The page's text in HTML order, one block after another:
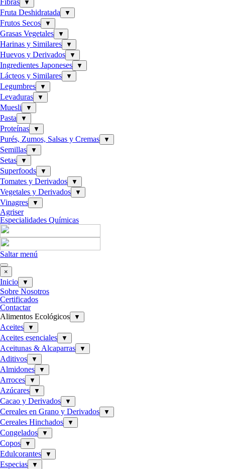
Fibras ▼
Fruta Deshidratada ▼
Frutos Secos ▼
Grasas Vegetales ▼
Harinas y Similares ▼
Huevos y Derivados ▼
Ingredientes Japoneses ▼
Lácteos y Similares ▼
Legumbres ▼
Levaduras ▼
Muesli ▼
Pasta ▼
Proteínas ▼
Purés, Zumos, Salsas y Cremas ▼
Semillas ▼
Setas ▼
Superfoods ▼
Tomates y Derivados ▼
Vegetales y Derivados ▼
Vinagres ▼
Agriser
Especialidades Químicas
Saltar menú
×
Inicio ▼
Sobre Nosotros
Certificados
Contactar
Alimentos Ecológicos
▼
Aceites ▼
Aceites esenciales ▼
Aceitunas & Alcaparras ▼
Aditivos ▼
Almidones ▼
Arroces ▼
Azúcares ▼
Cacao y Derivados ▼
Cereales en Grano y Derivados ▼
Cereales Hinchados ▼
Congelados ▼
Copos ▼
Edulcorantes ▼
Especias ▼